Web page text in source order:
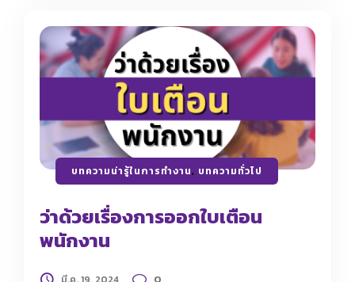
บทความน่ารู้ในการทำงาน, บทความทั่วไป
ว่าด้วยเรื่องการออกใบเตือน
พนักงาน
0